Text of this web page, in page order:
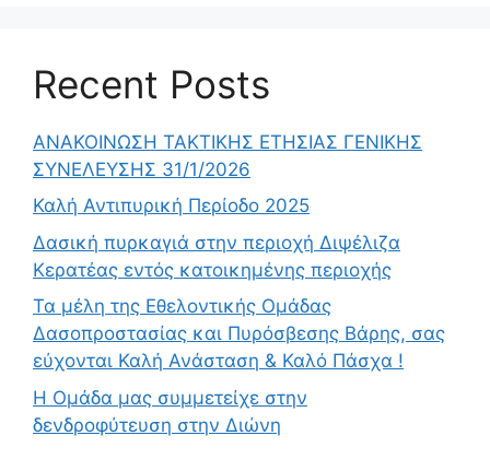
Recent Posts
ΑΝΑΚΟΙΝΩΣΗ ΤΑΚΤΙΚΗΣ ΕΤΗΣΙΑΣ ΓΕΝΙΚΗΣ
ΣΥΝΕΛΕΥΣΗΣ 31/1/2026
Καλή Αντιπυρική Περίοδο 2025
Δασική πυρκαγιά στην περιοχή Διψέλιζα
Κερατέας εντός κατοικημένης περιοχής
Τα μέλη της Εθελοντικής Ομάδας
Δασοπροστασίας και Πυρόσβεσης Βάρης, σας
εύχονται Καλή Ανάσταση & Καλό Πάσχα !
Η Ομάδα μας συμμετείχε στην
δενδροφύτευση στην Διώνη